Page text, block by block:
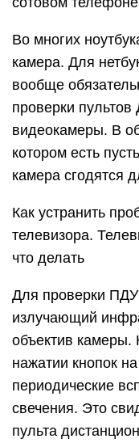
Во многих
камера. Для
вообще
проверки
видеокамеры. В
котором есть
камера сгодятся
Как устранить
телевизора.
что делать
Для проверки
излучающий
объектив
нажатии кнопок
периодические
свечения. Это
пульта